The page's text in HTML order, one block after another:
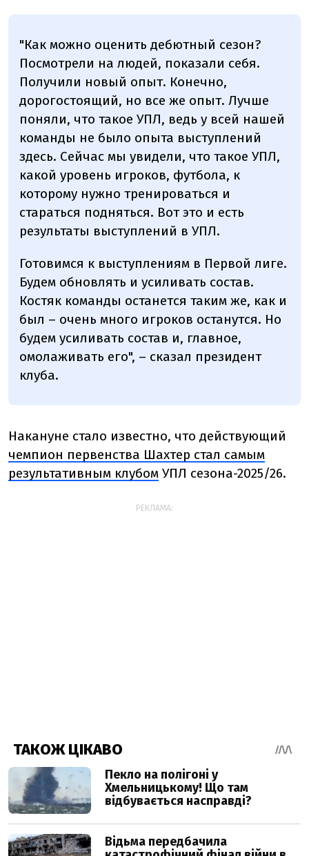
"Как можно оценить дебютный сезон?
Посмотрели на людей, показали себя.
Получили новый опыт. Конечно,
дорогостоящий, но все же опыт. Лучше
поняли, что такое УПЛ, ведь у всей нашей
команды не было опыта выступлений
здесь. Сейчас мы увидели, что такое УПЛ,
какой уровень игроков, футбола, к
которому нужно тренироваться и
стараться подняться. Вот это и есть
результаты выступлений в УПЛ.
Готовимся к выступлениям в Первой лиге.
Будем обновлять и усиливать состав.
Костяк команды останется таким же, как и
был – очень много игроков останутся. Но
будем усиливать состав и, главное,
омолаживать его", – сказал президент
клуба.
Накануне стало известно, что действующий
чемпион первенства Шахтер стал самым
результативным клубом УПЛ сезона-2025/26.
РЕКЛАМА: